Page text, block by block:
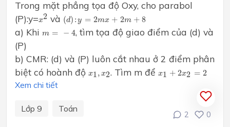
Trong mặt phẳng tọa độ Oxy, cho parabol
(P):y=x2
x 2 và (d) : y = 2mx + 2m + 8
(d): y= mx+ 2 m +8
a) Khi m = − 4
m
, tìm tọa độ giao điểm của (d) và
(P)
b) CMR: (d) và (P) luôn cắt nhau ở 2 điểm phân
biệt có hoành độ x1 , x2
x1 x2. Tìm m đểx1 + 2x2 = 2
x1 + 2x2=
Xem chi tiết
Lớp 9 Toán
2 0